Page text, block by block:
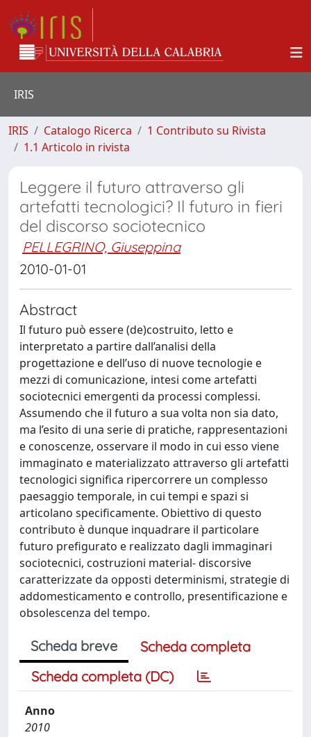
IRIS
IRIS Catalogo Ricerca
1 Contributo su Rivista
1.1 Articolo in rivista
Leggere il futuro attraverso gli
artefatti tecnologici? Il futuro in fieri
del discorso sociotecnico
PELLEGRINO, Giuseppina
2010-01-01
Abstract
Il futuro può essere (de)costruito, letto e
interpretato a partire dall’analisi della
progettazione e dell’uso di nuove tecnologie e
mezzi di comunicazione, intesi come artefatti
sociotecnici emergenti da processi complessi.
Assumendo che il futuro a sua volta non sia dato,
ma l’esito di una serie di pratiche, rappresentazioni
e conoscenze, osservare il modo in cui esso viene
immaginato e materializzato attraverso gli artefatti
tecnologici significa ripercorrere un complesso
paesaggio temporale, in cui tempi e spazi si
articolano specificamente. Obiettivo di questo
contributo è dunque inquadrare il particolare
futuro prefigurato e realizzato dagli immaginari
sociotecnici, costruzioni material- discorsive
caratterizzate da opposti determinismi, strategie di
addomesticamento e controllo, presentificazione e
obsolescenza del tempo.
Scheda breve
Scheda completa
Scheda completa (DC)
Anno
2010